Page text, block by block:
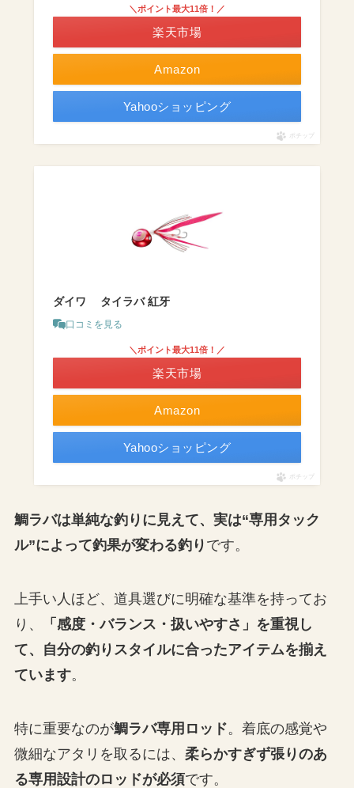
Amazon
＼ポイント最大11倍！／
楽天市場
Yahooショッピング
ポチップ
ダイワ タイラバ 紅牙
口コミを見る
Amazon
＼ポイント最大11倍！／
楽天市場
Yahooショッピング
ポチップ
鯛ラバは単純な釣りに見えて、実は“専用タック
ル”によって釣果が変わる釣り です。
上手い人ほど、道具選びに明確な基準を持ってお
り、
「感度・バランス・扱いやすさ」を重視し
て、自分の釣りスタイルに合ったアイテムを揃え
ています。
特に重要なのが鯛ラバ専用ロッド。着底の感覚や
微細なアタリを取るには、 柔らかすぎず張りのあ
る専用設計のロッドが必須です。